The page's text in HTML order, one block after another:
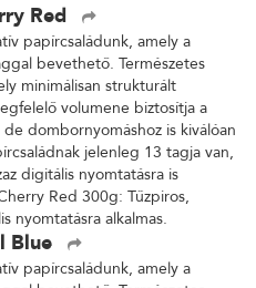
Red
papírcsaládunk, amely a
bevethető. Természetes
minimálisan strukturált
volumene biztosítja a
dombornyomáshoz is kiválóan
jelenleg 13 tagja van,
digitális nyomtatásra is
Red 300g: Tűzpiros,
nyomtatásra alkalmas.
Blue
papírcsaládunk, amely a